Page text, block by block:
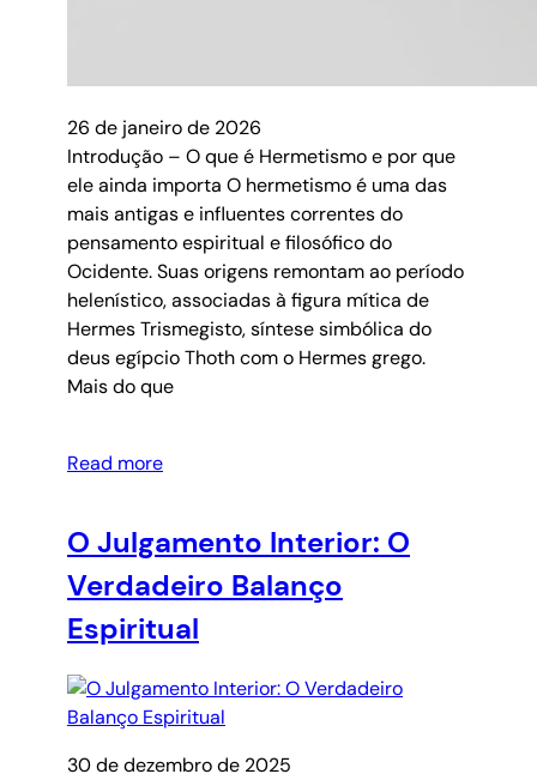
26 de janeiro de 2026
Introdução – O que é Hermetismo e por que
ele ainda importa O hermetismo é uma das
mais antigas e influentes correntes do
pensamento espiritual e filosófico do
Ocidente. Suas origens remontam ao período
helenístico, associadas à figura mítica de
Hermes Trismegisto, síntese simbólica do
deus egípcio Thoth com o Hermes grego.
Mais do que
Read more
O Julgamento Interior: O
Verdadeiro Balanço
Espiritual
30 de dezembro de 2025